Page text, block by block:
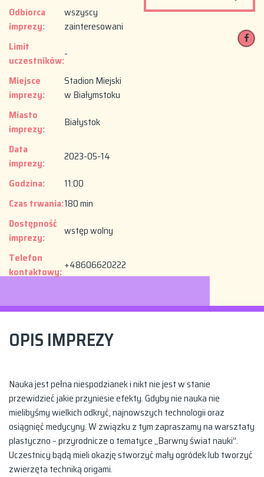
Odbiorca
imprezy:
wszyscy
zainteresowani
Limit
uczestników:-
Miejsce
imprezy:
Stadion Miejski
w Białymstoku
Miasto
imprezy:
Białystok
Data
imprezy:
2023-05-14
Godzina:
11:00
Czas trwania:180 min
Dostępność
imprezy:
wstęp wolny
Telefon
kontaktowy: +48606620222
OPIS IMPREZY
Nauka jest pełna niespodzianek i nikt nie jest w stanie
przewidzieć jakie przyniesie efekty. Gdyby nie nauka nie
mielibyśmy wielkich odkryć, najnowszych technologii oraz
osiągnięć medycyny. W związku z tym zapraszamy na warsztaty
plastyczno – przyrodnicze o tematyce „Barwny świat nauki”.
Uczestnicy bądą mieli okazję stworzyć mały ogródek lub tworzyć
zwierzęta techniką origami.